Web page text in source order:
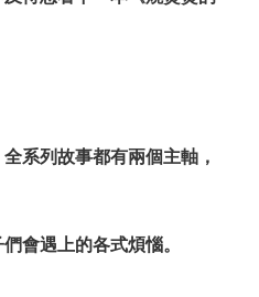
系列故事都有兩個主軸，
會遇上的各式煩惱。